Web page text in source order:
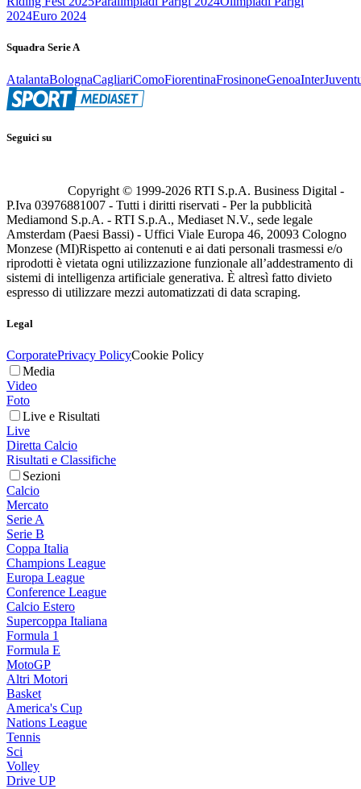
2024Euro 2024
Squadra Serie A
AtalantaBolognaCagliariComoFiorentinaFrosinoneGenoaInter
Seguici su
Copyright © 1999-2026 RTI S.p.A. Business Digital -
P.Iva 03976881007 - Tutti i diritti riservati - Per la pubblicità
Mediamond S.p.A. - RTI S.p.A., Mediaset N.V., sede legale
Amsterdam (Paesi Bassi) - Uffici Viale Europa 46, 20093 Cologno
Monzese (MI)Rispetto ai contenuti e ai dati personali trasmessi e/o
riprodotti è vietata ogni utilizzazione funzionale all’addestramento di
sistemi di intelligenza artificiale generativa. È altresì fatto divieto
espresso di utilizzare mezzi automatizzati di data scraping.
Legal
CorporatePrivacy PolicyCookie Policy
Media
Video
Foto
Live e Risultati
Live
Diretta Calcio
Risultati e Classifiche
Sezioni
Calcio
Mercato
Serie A
Serie B
Coppa Italia
Champions League
Europa League
Conference League
Calcio Estero
Supercoppa Italiana
Formula 1
Formula E
MotoGP
Altri Motori
Basket
America's Cup
Nations League
Tennis
Sci
Volley
Drive UP